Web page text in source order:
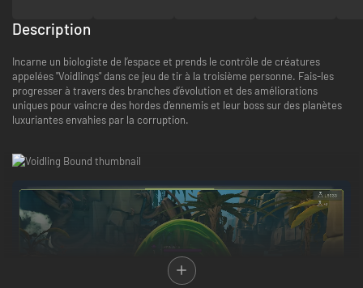
Description
Incarne un biologiste de l’espace et prends le contrôle de créatures
appelées "Voidlings" dans ce jeu de tir à la troisième personne. Fais-les
progresser à travers des branches d’évolution et des améliorations
uniques pour vaincre des hordes d’ennemis et leur boss sur des planètes
luxuriantes envahies par la corruption.